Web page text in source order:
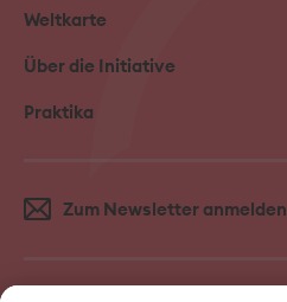
Weltkarte
Über die Initiative
Praktika
Zum Newsletter anmelden